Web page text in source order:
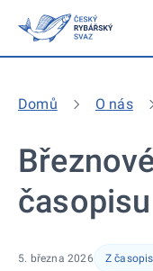
Domů O nás
5. března 2026 Z